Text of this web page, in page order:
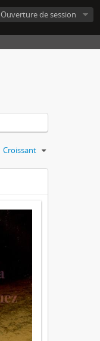
Ouverture de session
Croissant